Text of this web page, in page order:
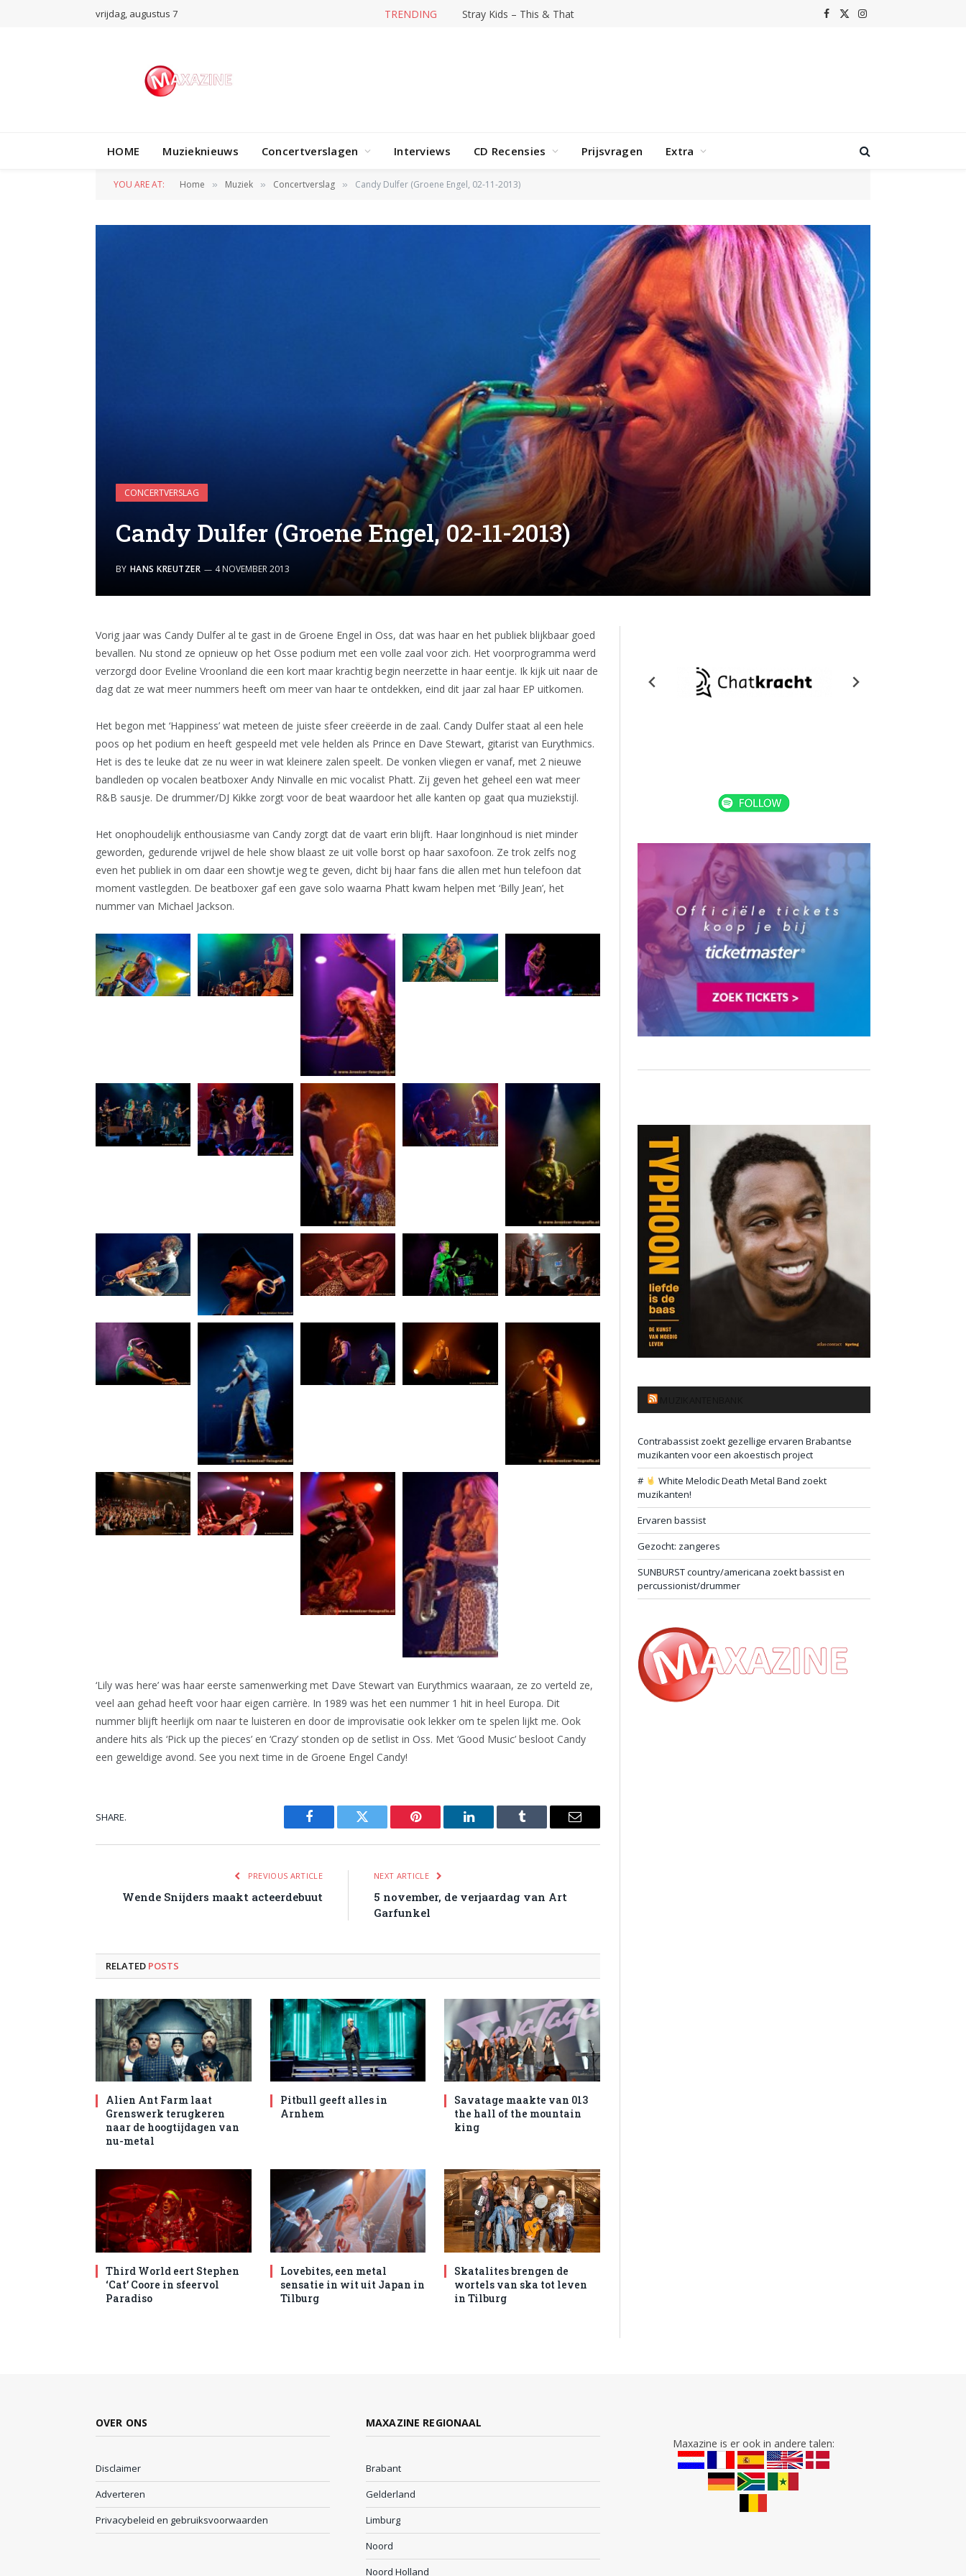
vrijdag, augustus 7 TRENDING Hit-producer William Orbit overleden Facebook
X
Instagram
HOME Muzieknieuws Concertverslagen Interviews CD Recensies Prijsvragen Extra
YOU ARE AT: Home » Muziek » Concertverslag » Candy Dulfer (Groene Engel, 02-11-2013)
CONCERTVERSLAG
Candy Dulfer (Groene Engel, 02-11-2013)
BY HANS KREUTZER 4 NOVEMBER 2013
Vorig jaar was Candy Dulfer al te gast in de Groene Engel in Oss, dat was haar en het publiek blijkbaar goed
bevallen. Nu stond ze opnieuw op het Osse podium met een volle zaal voor zich. Het voorprogramma werd
verzorgd door Eveline Vroonland die een kort maar krachtig begin neerzette in haar eentje. Ik kijk uit naar de
dag dat ze wat meer nummers heeft om meer van haar te ontdekken, eind dit jaar zal haar EP uitkomen.
Het begon met ‘Happiness’ wat meteen de juiste sfeer creëerde in de zaal. Candy Dulfer staat al een hele
poos op het podium en heeft gespeeld met vele helden als Prince en Dave Stewart, gitarist van Eurythmics.
Het is des te leuke dat ze nu weer in wat kleinere zalen speelt. De vonken vliegen er vanaf, met 2 nieuwe
bandleden op vocalen beatboxer Andy Ninvalle en mic vocalist Phatt. Zij geven het geheel een wat meer
R&B sausje. De drummer/DJ Kikke zorgt voor de beat waardoor het alle kanten op gaat qua muziekstijl.
Het onophoudelijk enthousiasme van Candy zorgt dat de vaart erin blijft. Haar longinhoud is niet minder
geworden, gedurende vrijwel de hele show blaast ze uit volle borst op haar saxofoon. Ze trok zelfs nog
even het publiek in om daar een showtje weg te geven, dicht bij haar fans die allen met hun telefoon dat
moment vastlegden. De beatboxer gaf een gave solo waarna Phatt kwam helpen met ‘Billy Jean’, het
nummer van Michael Jackson.
‘Lily was here’ was haar eerste samenwerking met Dave Stewart van Eurythmics waaraan, ze zo verteld ze,
veel aan gehad heeft voor haar eigen carrière. In 1989 was het een nummer 1 hit in heel Europa. Dit
nummer blijft heerlijk om naar te luisteren en door de improvisatie ook lekker om te spelen lijkt me. Ook
andere hits als ‘Pick up the pieces’ en ‘Crazy’ stonden op de setlist in Oss. Met ‘Good Music’ besloot Candy
een geweldige avond. See you next time in de Groene Engel Candy!
SHARE.
Facebook Twitter Pinterest LinkedIn Tumblr Email
PREVIOUS ARTICLE
Wende Snijders maakt acteerdebuut
NEXT ARTICLE
5 november, de verjaardag van Art
Garfunkel
RELATED POSTS
Alien Ant Farm laat
Grenswerk terugkeren
naar de hoogtijdagen van
nu-metal
Pitbull geeft alles in
Arnhem
Savatage maakte van 013
the hall of the mountain
king
Third World eert Stephen
‘Cat’ Coore in sfeervol
Paradiso
Lovebites, een metal
sensatie in wit uit Japan in
Tilburg
Skatalites brengen de
wortels van ska tot leven
in Tilburg
Contrabassist zoekt gezellige ervaren Brabantse
muzikanten voor een akoestisch project
#
White Melodic Death Metal Band zoekt
muzikanten!
Ervaren bassist
Gezocht: zangeres
SUNBURST country/americana zoekt bassist en
percussionist/drummer
OVER ONS
Disclaimer
Adverteren
Privacybeleid en gebruiksvoorwaarden
MAXAZINE REGIONAAL
Brabant
Gelderland
Limburg
Noord
Noord Holland
Maxazine is er ook in andere talen: